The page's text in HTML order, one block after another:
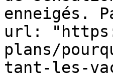
enneigés.
url:
plans/
tant-les-